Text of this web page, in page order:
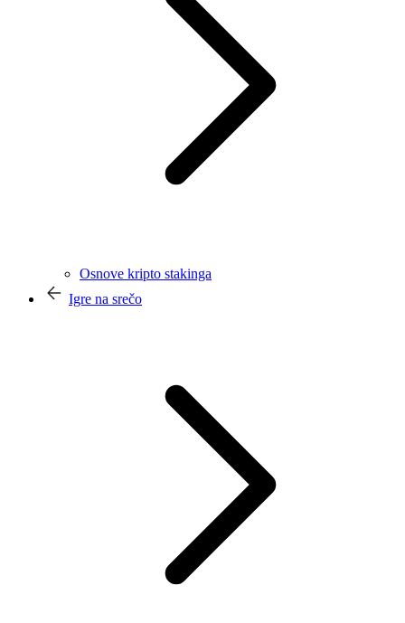
Osnove kripto stakinga
Igre na srečo